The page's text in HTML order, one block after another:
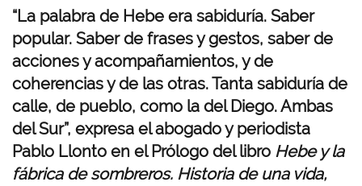
pp m
“La palabra de Hebe era sabiduría. Saber
popular. Saber de frases y gestos, saber de
acciones y acompañamientos, y de
coherencias y de las otras. Tanta sabiduría de
calle, de pueblo, como la del Diego. Ambas
del Sur”, expresa el abogado y periodista
Pablo Llonto en el Prólogo del libro Hebe y la
fábrica de sombreros. Historia de una vida,